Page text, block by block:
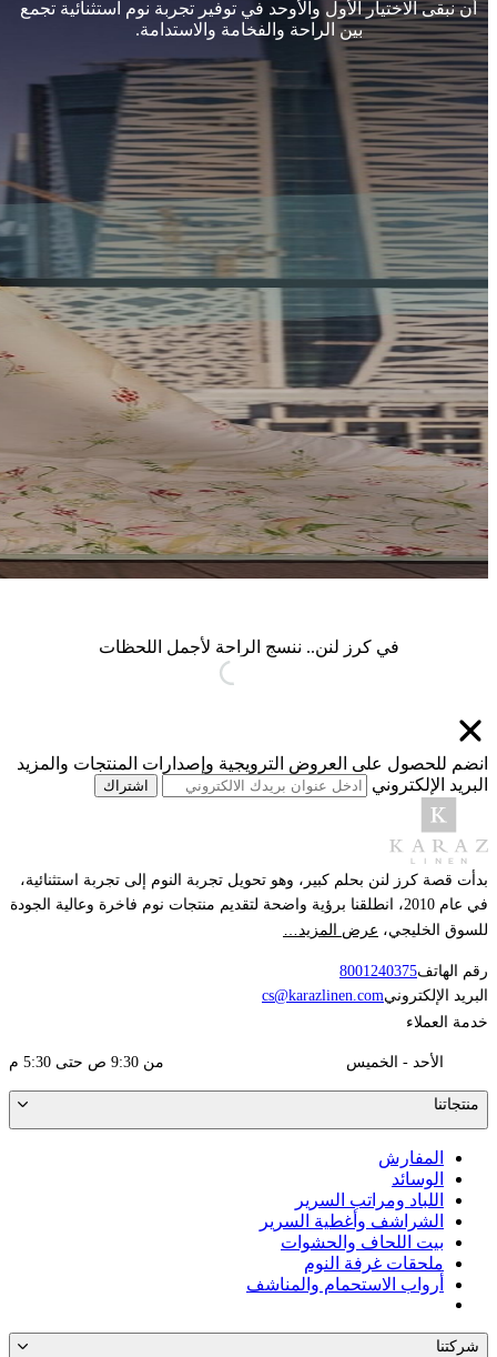
أن نبقى الاختيار الأول والأوحد في توفير تجربة نوم استثنائية تجمع
بين الراحة والفخامة والاستدامة.
في كرز لنن.. ننسج الراحة لأجمل اللحظات
انضم للحصول على العروض الترويجية وإصدارات المنتجات والمزيد
البريد الإلكتروني
اشتراك
بدأت قصة كرز لنن بحلم كبير، وهو تحويل تجربة النوم إلى تجربة استثنائية،
في عام 2010، انطلقنا برؤية واضحة لتقديم منتجات نوم فاخرة وعالية الجودة
للسوق الخليجي، عرض المزيد…
رقم الهاتف8001240375
البريد الإلكترونيcs@karazlinen.com
خدمة العملاء
الأحد - الخميس من 9:30 ص حتى 5:30 م
منتجاتنا
المفارش
الوسائد
اللباد ومراتب السرير
الشراشف وأغطية السرير
بيت اللحاف والحشوات
ملحقات غرفة النوم
أرواب الاستحمام والمناشف
شركتنا